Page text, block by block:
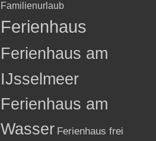
Familienurlaub
Ferienhaus
Ferienhaus am
IJsselmeer
Ferienhaus am
Wasser Ferienhaus frei